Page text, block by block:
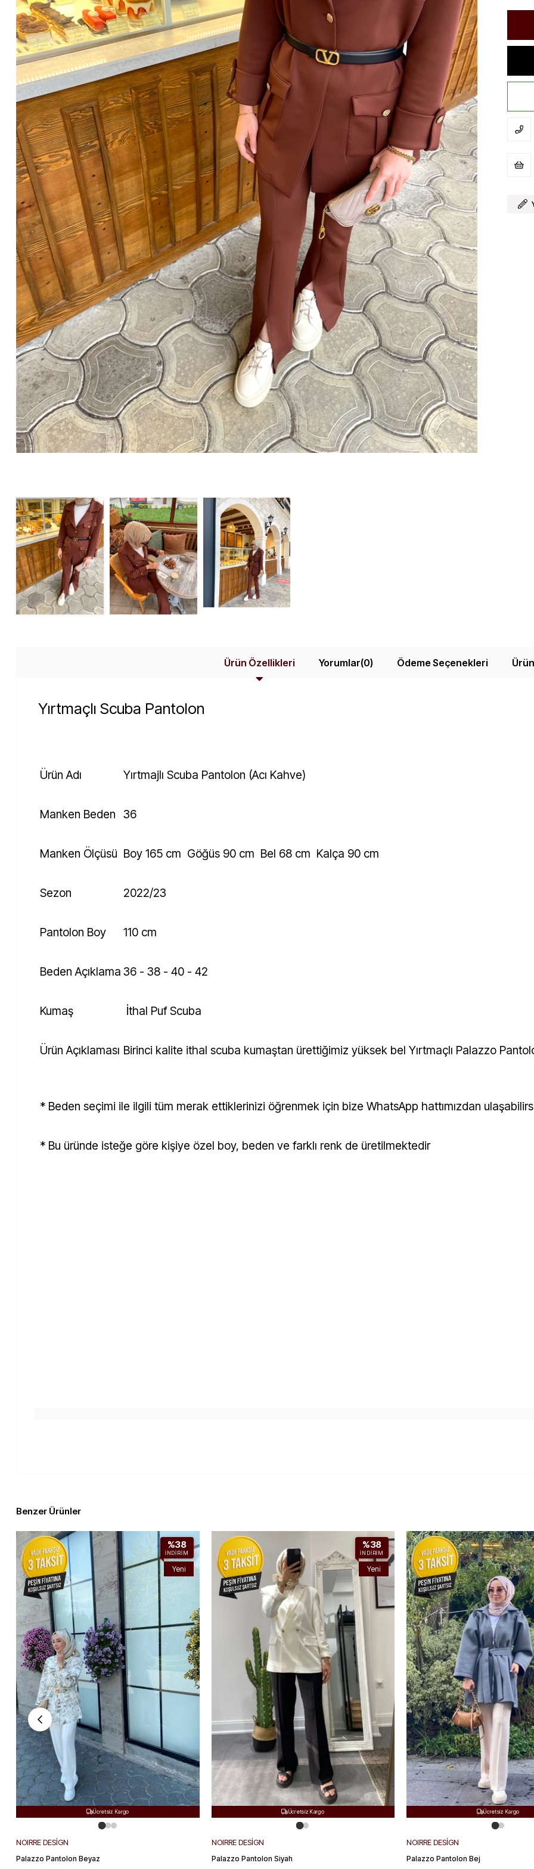
Ürün Özellikleri Yorumlar(0) Ödeme Seçenekleri
Yırtmaçlı Scuba Pantolon
Ürün Adı Yırtmajlı Scuba Pantolon (Acı Kahve)
Manken Beden 36
Manken Ölçüsü Boy 165 cm Göğüs 90 cm Bel 68 cm Kalça 90 cm
Sezon 2022/23
Pantolon Boy 110 cm
Beden Açıklama 36 - 38 - 40 - 42
Kumaş İthal Puf Scuba
Ürün Açıklaması Birinci kalite ithal scuba kumaştan ürettiğimiz yüksek bel Yırtmaçlı Palazzo
* Beden seçimi ile ilgili tüm merak ettiklerinizi öğrenmek için bize WhatsApp hattımızdan
* Bu üründe isteğe göre kişiye özel boy, beden ve farklı renk de üretilmektedir
Benzer Ürünler
Ücretsiz Kargo
Hızlı Teslimat
Kolay Değişim
%38
İNDIRIM
Yeni
NOIRRE DESİGN
Palazzo Pantolon Beyaz
 Ücretsiz Kargo
Hızlı Teslimat
Kolay Değişim
%38
İNDIRIM
Yeni
Ürün
NOIRRE DESİGN
Palazzo Pantolon Siyah
 Ücretsiz Kargo
Hızlı Teslimat
Kolay Değişim
NOIRRE DESİGN
Palazzo Pantolon Bej